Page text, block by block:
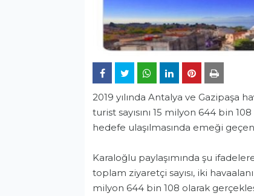
2019 yılında Antalya ve Gazipaşa ha
turist sayısını 15 milyon 644 bin
hedefe ulaşılmasında emeği
Karaloğlu paylaşımında şu
toplam ziyaretçi sayısı, iki
milyon 644 bin 108 olarak